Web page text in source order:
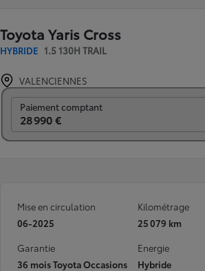
Toyota Yaris Cross
HYBRIDE 1.5 130H TRAIL
VALENCIENNES
Paiement comptant
28 990 €
Mise en circulation
06-2025
Kilométrage
25 079 km
Garantie
36 mois Toyota Occasions
Energie
Hybride